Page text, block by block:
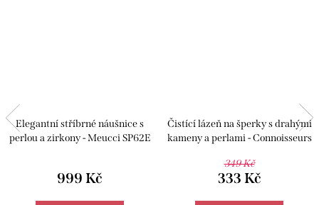
Elegantní stříbrné náušnice s
perlou a zirkony - Meucci SP62E
999 Kč
Čistící lázeň na šperky s drahými
kameny a perlami - Connoisseurs
349 Kč
333 Kč